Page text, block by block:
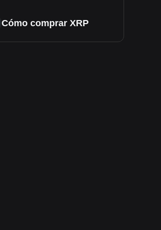
Cómo comprar XRP